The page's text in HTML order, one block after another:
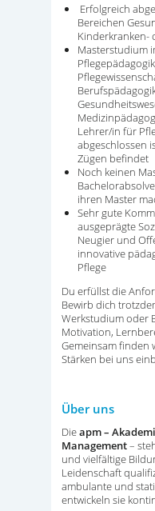
Erfolgreich
Bereichen
Kinderkranken-
Masterstudium
Lehrer/in für
abgeschlossen
Zügen befindet
Noch keinen
ihren Master
Sehr gute
ausgeprägte
Neugier und
innovative
Pflege
Du erfüllst die
Bewirb dich
Werkstudium oder
Motivation,
Gemeinsam finden
Stärken bei uns
Über uns
Dieapm –
Management–
und vielfältige
Leidenschaft
ambulante und
entwickeln sie